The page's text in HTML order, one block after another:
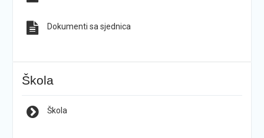
Dokumenti sa sjednica
Škola
Škola